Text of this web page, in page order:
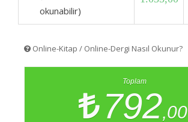
okunabilir)
Online-Kitap / Online-Dergi Nasıl Okunur?
Toplam
792,00